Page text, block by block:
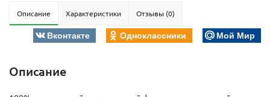
Описание Характеристики Отзывы (0)
Вконтакте Одноклассники Мой Мир
Описание